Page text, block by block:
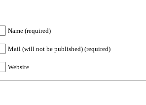
Name (required)
Mail (will not be published) (required)
Website